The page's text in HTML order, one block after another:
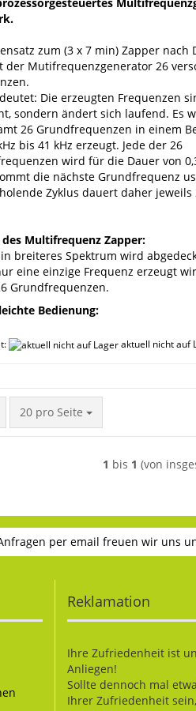
zum (3 x 7 min) Zapper nach
der Mutifrequenzgenerator 26
Die erzeugten Frequenzen
sondern ändert sich laufend. Es
26 Grundfrequenzen in einem
bis 41 kHz erzeugt. Jede der 26
wird für die Dauer von
die nächste Grundfrequenz
Zyklus dauert daher jeweils
Multifrequenz Zapper:
breiteres Spektrum wird
eine einzige Frequenz erzeugt
Grundfrequenzen.
Bedienung:
aktuell nicht auf
20 pro Seite
pro Seite
1 bis 1 (von
per email freuen wir uns
Reklamation
Ihre Zufriedenheit ist
Anliegen!
Sollte dennoch mal
Ihrer Zufriedenheit